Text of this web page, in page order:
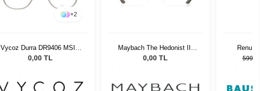
+2
Vycoz Durra DR9406 MSIL-
LG 50-19
0,00 TL
Maybach The Hedonist III
MG-WP-Z25
0,00 TL
Renu